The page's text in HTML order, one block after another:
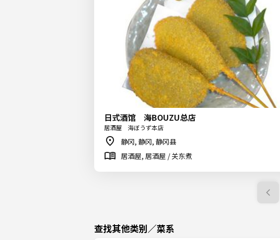
日式酒馆 海BOUZU总店
居酒屋 海ぼうず本店
静冈, 静冈, 静冈县
居酒屋, 居酒屋 / 关东煮
查找其他类别／菜系